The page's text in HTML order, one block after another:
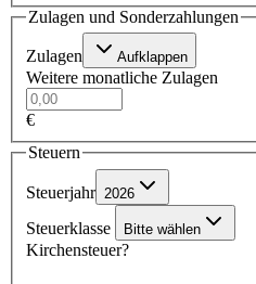
Zulagen und Sonderzahlungen
Zulagen Aufklappen
Weitere monatliche Zulagen
€
Steuern
Steuerjahr 2026
Steuerklasse Bitte wählen
Kirchensteuer?